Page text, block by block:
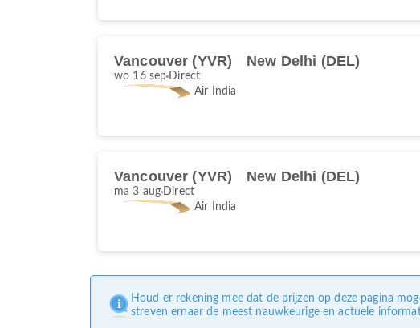
Vancouver (YVR) New Delhi (DEL)
wo 16 sep Direct
Air India
Vancouver (YVR) New Delhi (DEL)
ma 3 aug Direct
Air India
Houd er rekening mee dat de prijzen op deze pagina
streven ernaar de meest nauwkeurige en actuele